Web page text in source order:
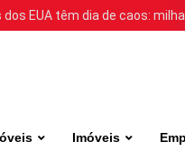
EUA têm dia de caos:
Imóveis